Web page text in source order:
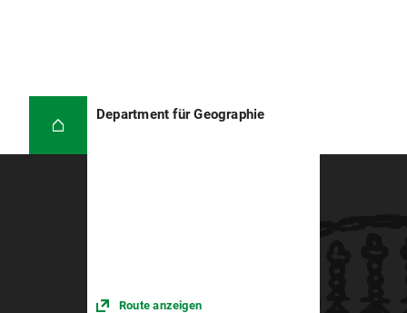
Department für Geographie
Route anzeigen